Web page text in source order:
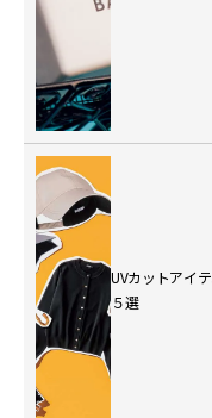
UVカットアイ
５選